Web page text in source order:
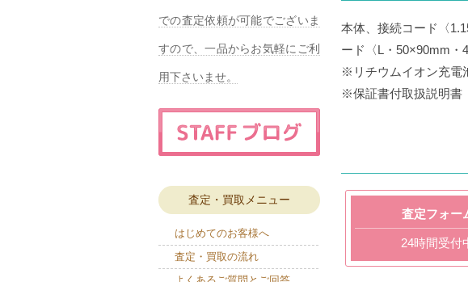
本体、接続コード〈
ード〈L・50×90mm・
※リチウムイオン充電
※保証書付取扱説明書
査定フォー
24時間受付
での査定依頼が可能でございま
すので、一品からお気軽にご利
用下さいませ。
査定・買取メニュー
はじめてのお客様へ
査定・買取の流れ